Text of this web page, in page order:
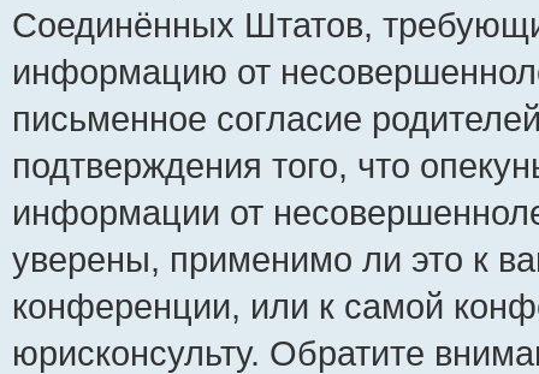
Соединённых Штатов,
информацию от
письменное согласие
подтверждения того, что
информации от
уверены, применимо ли это к
конференции, или к самой
юрисконсульту. Обратите